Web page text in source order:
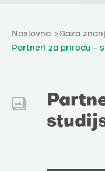
Naslovna
Baza
Partneri za prirodu -